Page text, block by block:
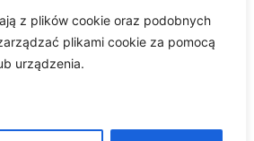
z plików cookie oraz podobnych
plikami cookie za pomocą
urządzenia.
Spraw Zagranicznych Rzeczypospolitej
i Polacy za Granicą 2024 - Regranting”